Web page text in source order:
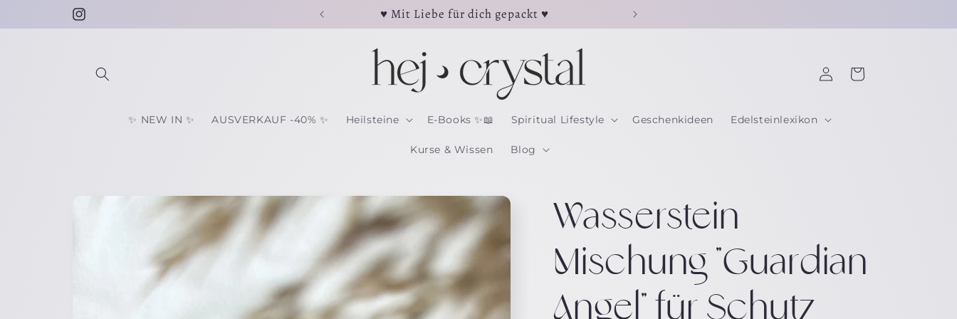
Inhalt
Instagram
⋗ Bearbeitungszeit nur ca. 4-10 Tage ⋖ ♥ Mit Liebe für dich gepackt ♥
✨ NEW IN ✨ AUSVERKAUF -40% ✨ Heilsteine E-Books ✨📖 Spiritual Lifestyle Geschenkideen Edelsteinlexikon
Kurse & Wissen Blog
Einloggen
Warenkorb
Produktinformationen
Wasserstein
Mischung "Guardian
Angel" für Schutz